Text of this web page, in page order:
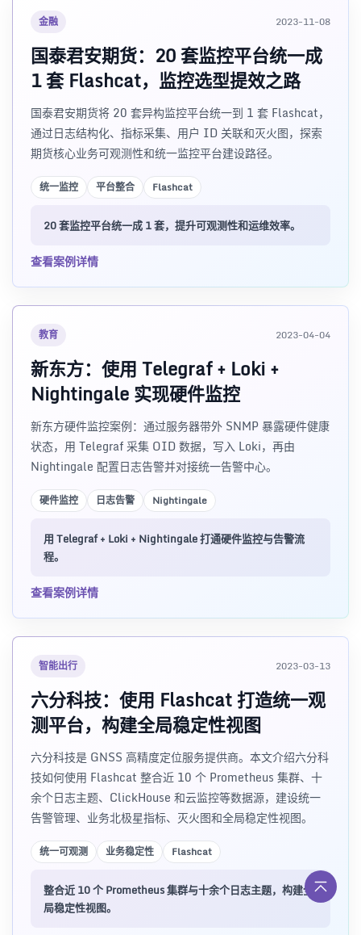
金融 2023-11-08
国泰君安期货：20 套监控平台统一成
1 套 Flashcat，监控选型提效之路
国泰君安期货将 20 套异构监控平台统一到 1 套 Flashcat，
通过日志结构化、指标采集、用户 ID 关联和灭火图，探索
期货核心业务可观测性和统一监控平台建设路径。
统一监控 平台整合 Flashcat
20 套监控平台统一成 1 套，提升可观测性和运维效率。
查看案例详情
教育 2023-04-04
新东方：使用 Telegraf + Loki +
Nightingale 实现硬件监控
新东方硬件监控案例：通过服务器带外 SNMP 暴露硬件健康
状态，用 Telegraf 采集 OID 数据，写入 Loki，再由
Nightingale 配置日志告警并对接统一告警中心。
硬件监控 日志告警 Nightingale
用 Telegraf + Loki + Nightingale 打通硬件监控与告警流
程。
查看案例详情
智能出行 2023-03-13
六分科技：使用 Flashcat 打造统一观
测平台，构建全局稳定性视图
六分科技是 GNSS 高精度定位服务提供商。本文介绍六分科
技如何使用 Flashcat 整合近 10 个 Prometheus 集群、十
余个日志主题、ClickHouse 和云监控等数据源，建设统一
告警管理、业务北极星指标、灭火图和全局稳定性视图。
统一可观测 业务稳定性 Flashcat
整合近 10 个 Prometheus 集群与十余个日志主题，构建全
局稳定性视图。